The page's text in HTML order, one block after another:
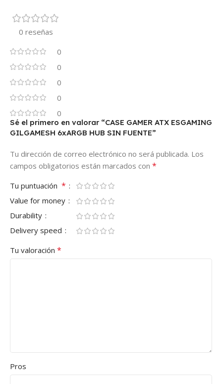
0 reseñas
0
0
0
0
0
Sé el primero en valorar “CASE GAMER ATX ESGAMING
GILGAMESH 6xARGB HUB SIN FUENTE”
Tu dirección de correo electrónico no será publicada. Los
campos obligatorios están marcados con *
Tu puntuación *
Value for money
Durability
Delivery speed
Tu valoración *
Pros